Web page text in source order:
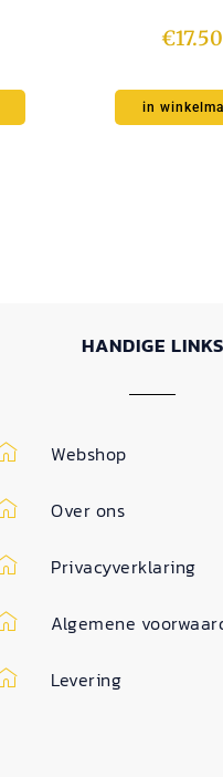
€17.50
in
HANDIGE LINKS
Webshop
Over ons
Privacyverklaring
Algemene
Levering